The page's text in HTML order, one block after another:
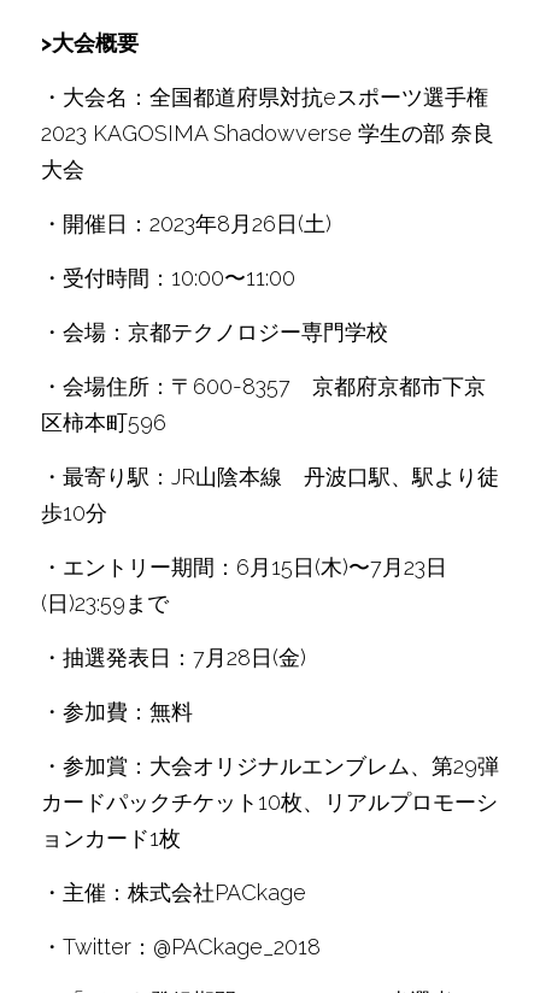
>大会概要
・大会名：全国都道府県対抗eスポーツ選手権
2023 KAGOSIMA Shadowverse 学生の部 奈良
大会
・開催日：2023年8月26日(土)
・受付時間：10:00〜11:00
・会場：京都テクノロジー専門学校
・会場住所：〒600-8357　京都府京都市下京
区柿本町596
・最寄り駅：JR山陰本線　丹波口駅、駅より徒
歩10分
・エントリー期間：6月15日(木)〜7月23日
(日)23:59まで
・抽選発表日：7月28日(金)
・参加費：無料
・参加賞：大会オリジナルエンブレム、第29弾
カードパックチケット10枚、リアルプロモーシ
ョンカード1枚
・主催：株式会社PACkage
・Twitter：@PACkage_2018